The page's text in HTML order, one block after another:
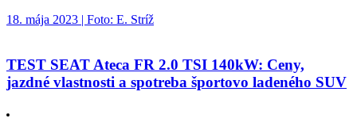
18. mája 2023 | Foto: E. Stríž
TEST SEAT Ateca FR 2.0 TSI 140kW: Ceny,
jazdné vlastnosti a spotreba športovo ladeného SUV